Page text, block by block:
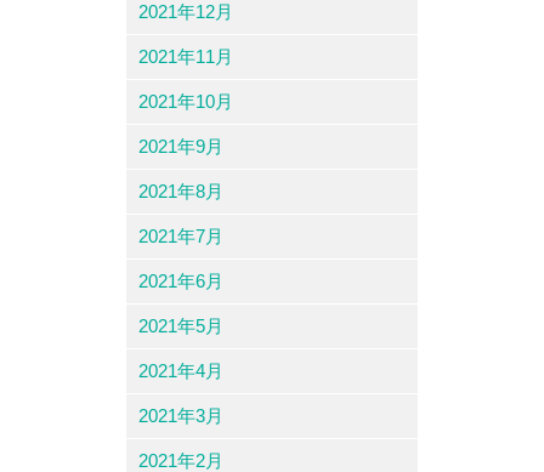
2021年12月
2021年11月
2021年10月
2021年9月
2021年8月
2021年7月
2021年6月
2021年5月
2021年4月
2021年3月
2021年2月